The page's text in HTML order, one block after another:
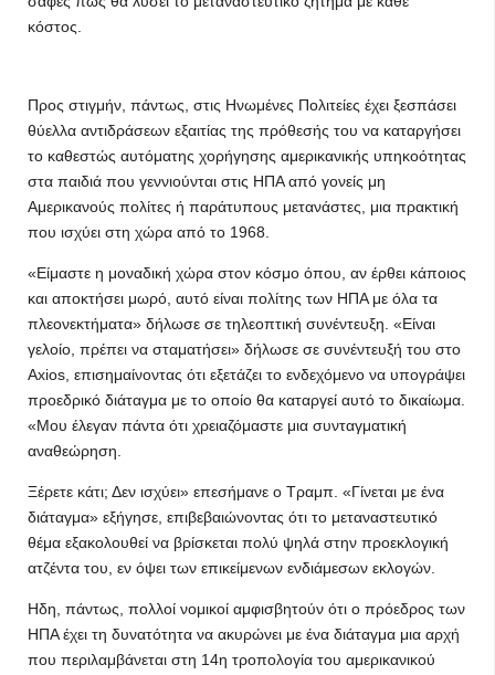
κόστος.
Προς στιγμήν, πάντως, στις Ηνωμένες Πολιτείες έχει ξεσπάσει
θύελλα αντιδράσεων εξαιτίας της πρόθεσής του να καταργήσει
το καθεστώς αυτόματης χορήγησης αμερικανικής υπηκοότητας
στα παιδιά που γεννιούνται στις ΗΠΑ από γονείς μη
Αμερικανούς πολίτες ή παράτυπους μετανάστες, μια πρακτική
που ισχύει στη χώρα από το 1968.
«Είμαστε η μοναδική χώρα στον κόσμο όπου, αν έρθει κάποιος
και αποκτήσει μωρό, αυτό είναι πολίτης των ΗΠΑ με όλα τα
πλεονεκτήματα» δήλωσε σε τηλεοπτική συνέντευξη. «Είναι
γελοίο, πρέπει να σταματήσει» δήλωσε σε συνέντευξή του στο
Axios, επισημαίνοντας ότι εξετάζει το ενδεχόμενο να υπογράψει
προεδρικό διάταγμα με το οποίο θα καταργεί αυτό το δικαίωμα.
«Μου έλεγαν πάντα ότι χρειαζόμαστε μια συνταγματική
αναθεώρηση.
Ξέρετε κάτι; Δεν ισχύει» επεσήμανε ο Τραμπ. «Γίνεται με ένα
διάταγμα» εξήγησε, επιβεβαιώνοντας ότι το μεταναστευτικό
θέμα εξακολουθεί να βρίσκεται πολύ ψηλά στην προεκλογική
ατζέντα του, εν όψει των επικείμενων ενδιάμεσων εκλογών.
Ηδη, πάντως, πολλοί νομικοί αμφισβητούν ότι ο πρόεδρος των
ΗΠΑ έχει τη δυνατότητα να ακυρώνει με ένα διάταγμα μια αρχή
που περιλαμβάνεται στη 14η τροπολογία του αμερικανικού